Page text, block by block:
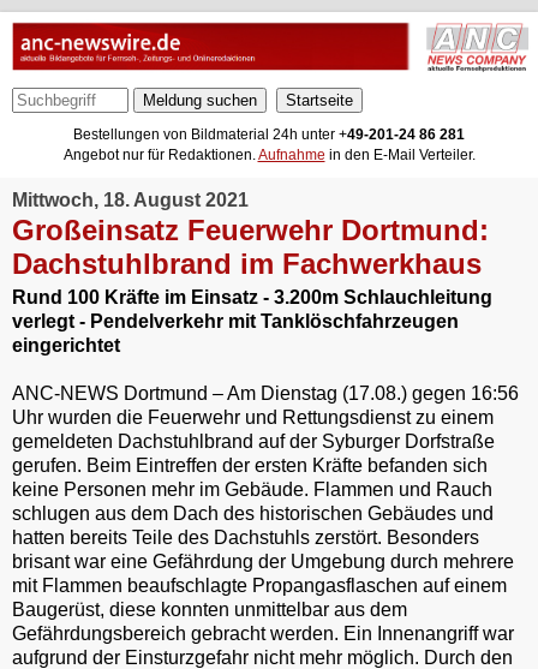
Meldung suchen
Bestellungen von Bildmaterial 24h unter +49-201-24 86 281
Angebot nur für Redaktionen.Aufnahme in den E-Mail Verteiler.
Mittwoch, 18. August 2021
Großeinsatz Feuerwehr Dortmund:
Dachstuhlbrand im Fachwerkhaus
Rund 100 Kräfte im Einsatz - 3.200m Schlauchleitung
verlegt - Pendelverkehr mit Tanklöschfahrzeugen
eingerichtet
ANC-NEWS Dortmund – Am Dienstag (17.08.) gegen 16:56
Uhr wurden die Feuerwehr und Rettungsdienst zu einem
gemeldeten Dachstuhlbrand auf der Syburger Dorfstraße
gerufen. Beim Eintreffen der ersten Kräfte befanden sich
keine Personen mehr im Gebäude. Flammen und Rauch
schlugen aus dem Dach des historischen Gebäudes und
hatten bereits Teile des Dachstuhls zerstört. Besonders
brisant war eine Gefährdung der Umgebung durch mehrere
mit Flammen beaufschlagte Propangasflaschen auf einem
Baugerüst, diese konnten unmittelbar aus dem
Gefährdungsbereich gebracht werden. Ein Innenangriff war
aufgrund der Einsturzgefahr nicht mehr möglich. Durch den